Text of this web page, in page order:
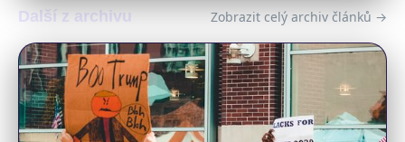
Další z archivu Zobrazit celý archiv článků →